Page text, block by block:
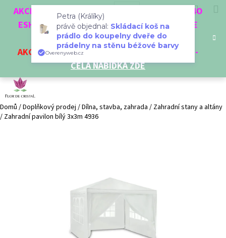
AKCE 3 + 1 ZDARMA. NAKUPTE 4 VĚCI Z NAŠEHO
ESHOPU A ČTVRTÝ NEJLEVNĚJŠÍ DOSTANETE
ZDARMA!
AKCENA VYBRANÉ VÝROBKY-SLEVA AŽ 35% -
CELÁ NABÍDKA ZDE
HledatPřihlášení
Domů /Doplňkový prodej /Dílna, stavba, zahrada / Zahradní stany a altány
/ Zahradní pavilon bílý 3x3m 4936
Zpět
Zpět
p
o
t
ř
Petra (Králíky)
právě objednal: Skládací koš na
prádlo do koupelny dveře do
prádelny na stěnu béžové barvy
Overenyweb.cz